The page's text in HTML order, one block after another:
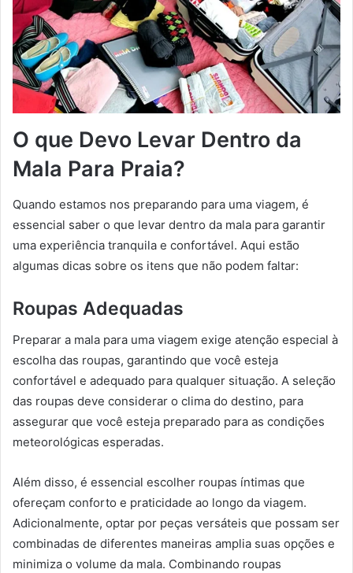
O que Devo Levar Dentro da
Mala Para Praia?
Quando estamos nos preparando para uma viagem, é
essencial saber o que levar dentro da mala para garantir
uma experiência tranquila e confortável. Aqui estão
algumas dicas sobre os itens que não podem faltar:
Roupas Adequadas
Preparar a mala para uma viagem exige atenção especial à
escolha das roupas, garantindo que você esteja
confortável e adequado para qualquer situação. A seleção
das roupas deve considerar o clima do destino, para
assegurar que você esteja preparado para as condições
meteorológicas esperadas.
Além disso, é essencial escolher roupas íntimas que
ofereçam conforto e praticidade ao longo da viagem.
Adicionalmente, optar por peças versáteis que possam ser
combinadas de diferentes maneiras amplia suas opções e
minimiza o volume da mala. Combinando roupas